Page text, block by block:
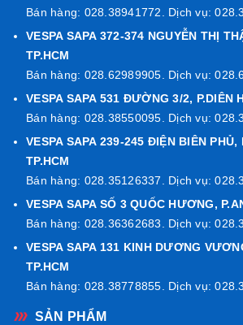
Bán hàng: 028.38941772. Dịch vụ:
VESPA SAPA 372-374 NGUYỄN THỊ
TP.HCM
Bán hàng: 028.62989905. Dịch vụ:
VESPA SAPA 531 ĐƯỜNG 3/2, P.DIÊN
Bán hàng: 028.38550095. Dịch vụ:
VESPA SAPA 239-245 ĐIỆN BIÊN PHỦ,
TP.HCM
Bán hàng: 028.35126337. Dịch vụ:
VESPA SAPA SỐ 3 QUỐC HƯƠNG,
Bán hàng: 028.36362683. Dịch vụ:
VESPA SAPA 131 KINH DƯƠNG
TP.HCM
Bán hàng: 028.38778855. Dịch vụ:
SẢN PHẨM